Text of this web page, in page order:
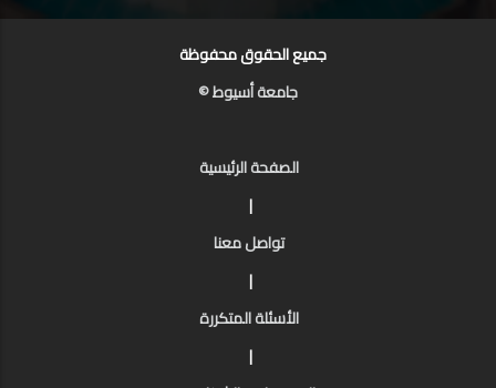
جميع الحقوق محفوظة
جامعة أسيوط ©
الصفحة الرئيسية
|
تواصل معنا
|
الأسئلة المتكررة
|